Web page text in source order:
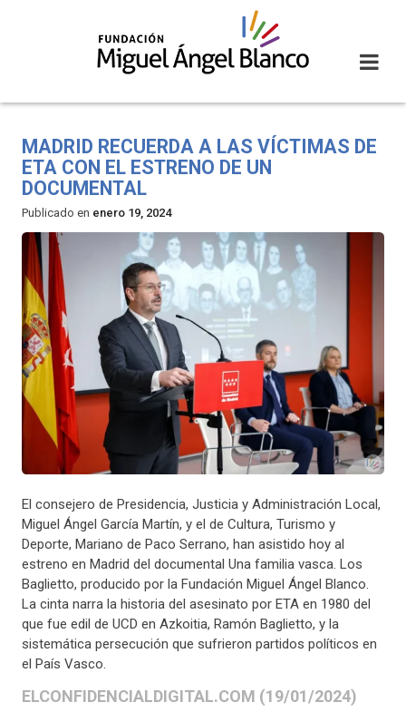
MADRID RECUERDA A LAS VÍCTIMAS DE
ETA CON EL ESTRENO DE UN
DOCUMENTAL
Publicado en enero 19, 2024
El consejero de Presidencia, Justicia y Administración Local,
Miguel Ángel García Martín, y el de Cultura, Turismo y
Deporte, Mariano de Paco Serrano, han asistido hoy al
estreno en Madrid del documental Una familia vasca. Los
Baglietto, producido por la Fundación Miguel Ángel Blanco.
La cinta narra la historia del asesinato por ETA en 1980 del
que fue edil de UCD en Azkoitia, Ramón Baglietto, y la
sistemática persecución que sufrieron partidos políticos en
el País Vasco.
ELCONFIDENCIALDIGITAL.COM (19/01/2024)